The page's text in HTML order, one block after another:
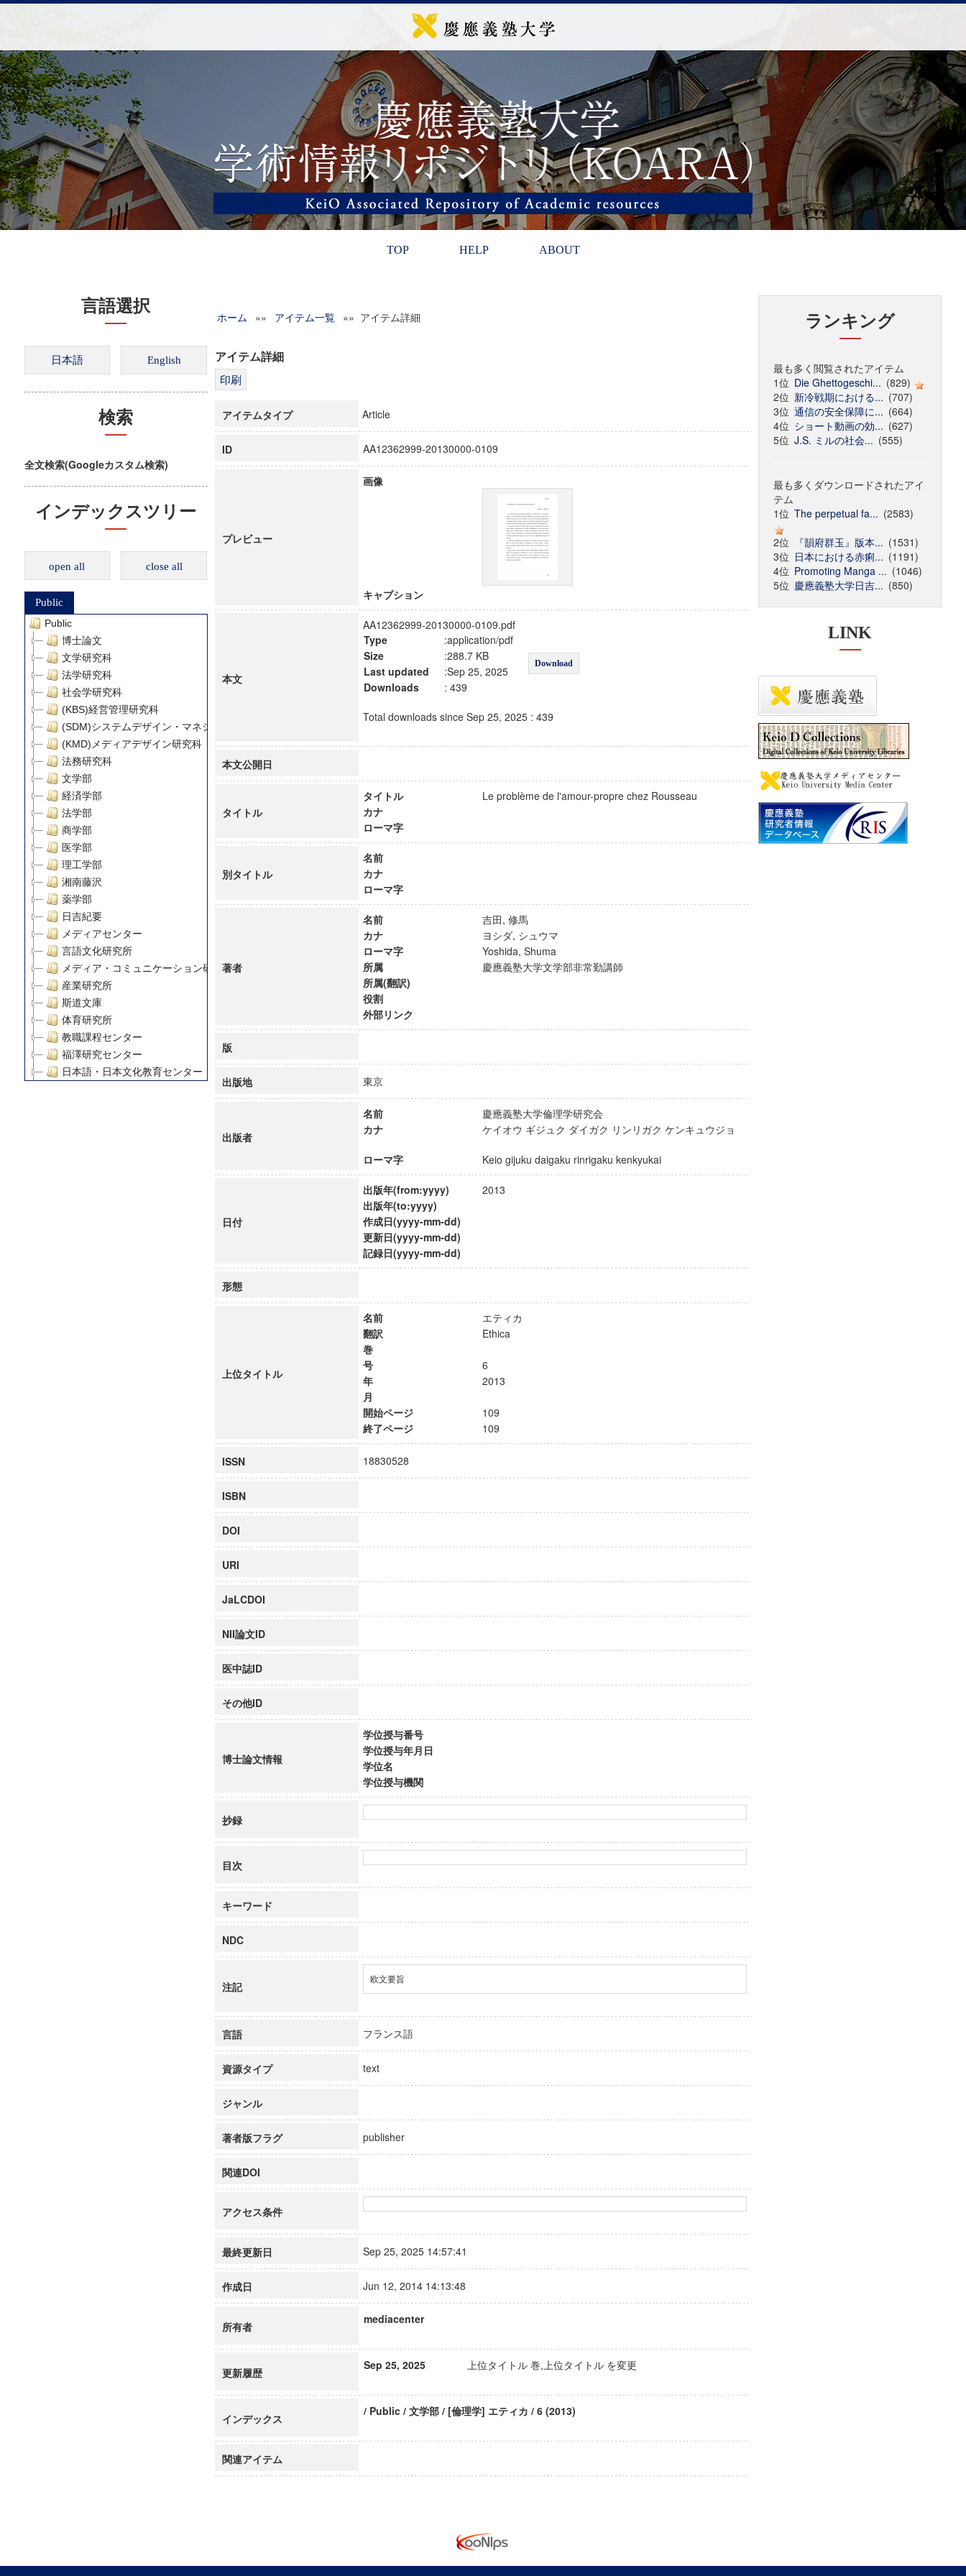
TOP HELP ABOUT
言語選択
検索
全文検索(Googleカスタム検索)
インデックスツリー
open all close all
Public
Public
博士論文
文学研究科
法学研究科
社会学研究科
(KBS)経営管理研究科
(SDM)システムデザイン・マネジメント研究科
(KMD)メディアデザイン研究科
法務研究科
文学部
経済学部
法学部
商学部
医学部
理工学部
湘南藤沢
薬学部
日吉紀要
メディアセンター
言語文化研究所
メディア・コミュニケーション研究所
産業研究所
斯道文庫
体育研究所
教職課程センター
福澤研究センター
日本語・日本文化教育センター
グローバルリサーチインスティテュート
慶應義塾大学グローバルCOEプログラム市民社会ガバナンス教育研究センター
慶應義塾大学グローバルCOEプログラム論理と感性の先端的教育研究拠点
博士課程教育リーディングプログラム「超成熟社会発展のサイエンス」
ホーム »» アイテム一覧 »» アイテム詳細
アイテム詳細
アイテムタイプ Article
ID AA12362999-20130000-0109
プレビュー
画像
キャプション
本文
AA12362999-20130000-0109.pdf
Type
:application/pdf
Download
Size
:288.7 KB
Last updated
:Sep 25, 2025
Downloads
: 439
Total downloads since Sep 25, 2025 : 439
本文公開日
タイトル
タイトル
Le problème de l'amour-propre chez Rousseau
カナ
ローマ字
別タイトル
名前
カナ
ローマ字
著者
名前
吉田, 修馬
カナ
ヨシダ, シュウマ
ローマ字
Yoshida, Shuma
所属
慶應義塾大学文学部非常勤講師
所属(翻訳)
役割
外部リンク
版
出版地 東京
出版者
名前
慶應義塾大学倫理学研究会
カナ
ケイオウ ギジュク ダイガク リンリガク ケンキュウジョ
ローマ字 Keio gijuku daigaku rinrigaku kenkyukai
日付
出版年(from:yyyy)
2013
出版年(to:yyyy)
作成日(yyyy-mm-dd)
更新日(yyyy-mm-dd)
記録日(yyyy-mm-dd)
形態
上位タイトル
名前
エティカ
翻訳
Ethica
巻
号
6
年
2013
月
開始ページ
109
終了ページ
109
ISSN 18830528
ISBN
DOI
URI
JaLCDOI
NII論文ID
医中誌ID
その他ID
博士論文情報
学位授与番号
学位授与年月日
学位名
学位授与機関
抄録
目次
キーワード
NDC
注記
欧文要旨
言語 フランス語
資源タイプ text
ジャンル
著者版フラグ publisher
関連DOI
アクセス条件
最終更新日 Sep 25, 2025 14:57:41
作成日 Jun 12, 2014 14:13:48
所有者
mediacenter
更新履歴
Sep 25, 2025 上位タイトル 巻,上位タイトル を変更
インデックス
/ Public / 文学部 / [倫理学] エティカ / 6 (2013)
関連アイテム
ランキング
最も多く閲覧されたアイテム
1位 Die Ghettogeschi... (829)
2位 新冷戦期における... (707)
3位 通信の安全保障に... (664)
4位 ショート動画の効... (627)
5位 J.S. ミルの社会... (555)
最も多くダウンロードされたアイ
テム
1位 The perpetual fa... (2583)
2位
『韻府群玉』版本... (1531)
3位 日本における赤痢... (1191)
4位 Promoting Manga ... (1046)
5位 慶應義塾大学日吉... (850)
LINK